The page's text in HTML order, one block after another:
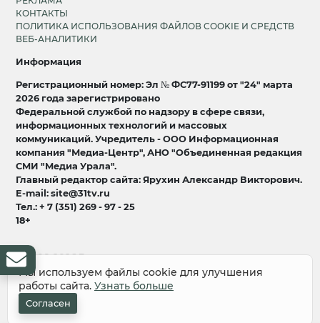
КОНТАКТЫ
ПОЛИТИКА ИСПОЛЬЗОВАНИЯ ФАЙЛОВ COOKIE И СРЕДСТВ
ВЕБ-АНАЛИТИКИ
Информация
Регистрационный номер: Эл № ФС77-91199 от "24" марта
2026 года зарегистрировано
Федеральной службой по надзору в сфере связи,
информационных технологий и массовых
коммуникаций. Учредитель - ООО Информационная
компания "Медиа-Центр", АНО "Объединенная редакция
СМИ "Медиа Урала".
Главный редактор сайта: Ярухин Александр Викторович.
E-mail: site@31tv.ru
Тел.: + 7 (351) 269 - 97 - 25
18+
© 2008-2026 Все права защищены
разработка и продвижение:Lukevium
Мы используем файлы cookie для улучшения
работы сайта. Узнать больше
Согласен